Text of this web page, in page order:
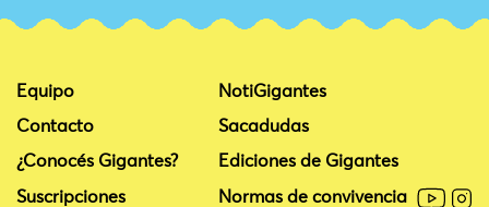
Equipo
Contacto
¿Conocés Gigantes?
Suscripciones
NotiGigantes
Sacadudas
Ediciones de Gigantes
Normas de convivencia